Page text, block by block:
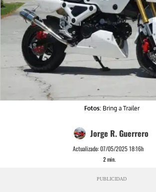
Fotos:Bring a Trailer
Jorge R. Guerrero
Actualizado:07/05/2025 18:16h
2min.
PUBLICIDAD